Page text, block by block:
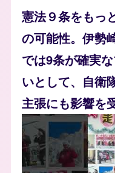
憲法９条をもっ
の可能性。伊勢
では9条が確実
いとして、自衛
主張にも影響を